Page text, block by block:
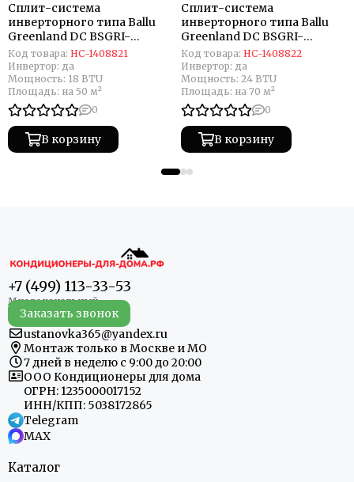
Сплит-система
инверторного типа Ballu
Greenland DC BSGRI-
18HN8_22Y комплект
Код товара: НС-1408821
Инвертор: да
Мощность: 18 BTU
Площадь: на 50 м²
0
В корзину
Сплит-система
инверторного типа Ballu
Greenland DC BSGRI-
24HN8_22Y комплект
Код товара: НС-1408822
Инвертор: да
Мощность: 24 BTU
Площадь: на 70 м²
0
В корзину
+7 (499) 113-33-53
Заказать звонок
ustanovka365@yandex.ru
Монтаж только в Москве и МО
7 дней в неделю с 9:00 до 20:00
ООО Кондиционеры для дома
ОГРН: 1235000017152
ИНН/КПП: 5038172865
Telegram
MAX
Каталог